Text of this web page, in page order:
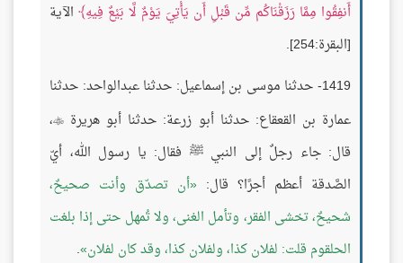
أَنفِقُوا مِمَّا رَزَقْنَاكُم مِّن قَبْلِ أَن يَأْتِيَ يَوْمٌ لَّا بَيْعٌ فِيهِ الآية
[البقرة:254].
1419- حدثنا موسى بن إسماعيل: حدثنا عبدالواحد: حدثنا
عمارة بن القعقاع: حدثنا أبو زرعة: حدثنا أبو هريرة ،
قال: جاء رجلٌ إلى النبي ﷺ فقال: يا رسول الله، أيّ
الصَّدقة أعظم أجرًا؟ قال:
أن تصدّق وأنت صحيحٌ،
شحيحٌ، تخشى الفقر، وتأمل الغنى، ولا تُمهل حتى إذا بلغت
الحلقوم قلت: لفلان كذا، ولفلان كذا، وقد كان لفلان .